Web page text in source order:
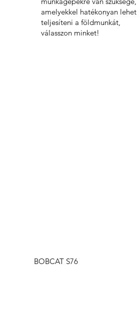
amelyekkel hatékonyan lehet
teljesíteni a földmunkát,
válasszon minket!
BOBCAT S76